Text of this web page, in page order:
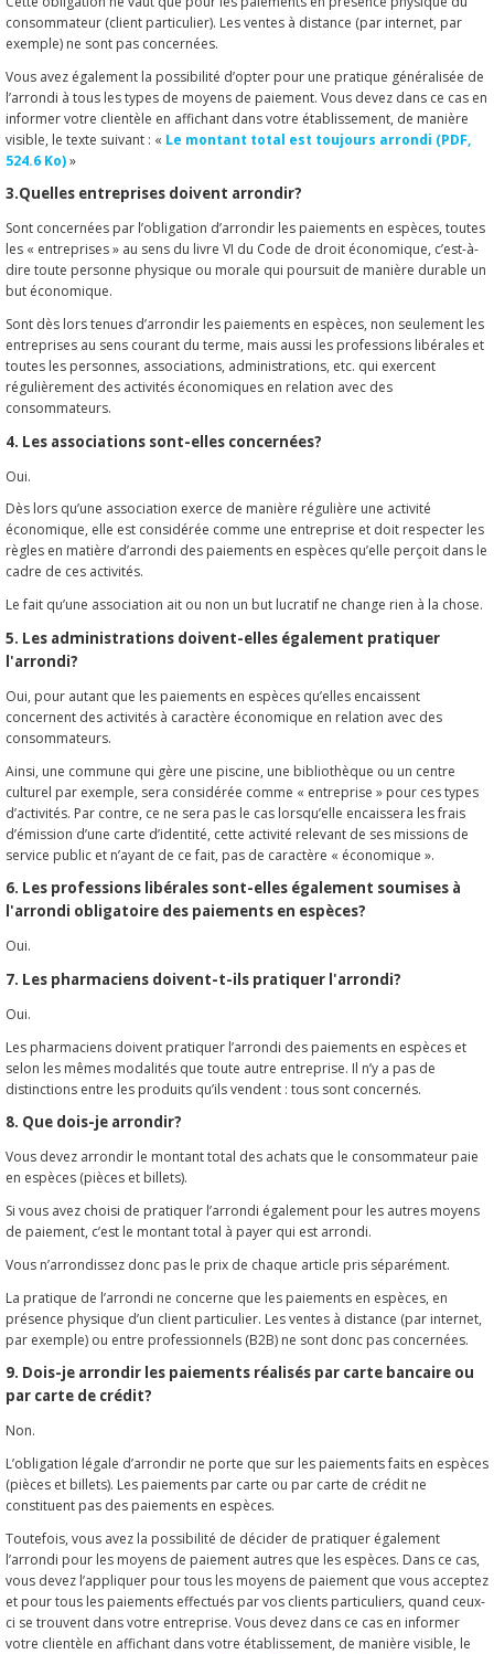
consommateur (client particulier). Les ventes à distance (par internet, par
exemple) ne sont pas concernées.
Vous avez également la possibilité d’opter pour une pratique généralisée de
l’arrondi à tous les types de moyens de paiement. Vous devez dans ce cas en
informer votre clientèle en affichant dans votre établissement, de manière
visible, le texte suivant : « Le montant total est toujours arrondi (PDF,
524.6 Ko)»
3.Quelles entreprises doivent arrondir?
Sont concernées par l’obligation d’arrondir les paiements en espèces, toutes
les « entreprises » au sens du livre VI du Code de droit économique, c’est-à-
dire toute personne physique ou morale qui poursuit de manière durable un
but économique.
Sont dès lors tenues d’arrondir les paiements en espèces, non seulement les
entreprises au sens courant du terme, mais aussi les professions libérales et
toutes les personnes, associations, administrations, etc. qui exercent
régulièrement des activités économiques en relation avec des
consommateurs.
4. Les associations sont-elles concernées?
Oui.
Dès lors qu’une association exerce de manière régulière une activité
économique, elle est considérée comme une entreprise et doit respecter les
règles en matière d’arrondi des paiements en espèces qu’elle perçoit dans le
cadre de ces activités.
Le fait qu’une association ait ou non un but lucratif ne change rien à la chose.
5. Les administrations doivent-elles également pratiquer
l'arrondi?
Oui, pour autant que les paiements en espèces qu’elles encaissent
concernent des activités à caractère économique en relation avec des
consommateurs.
Ainsi, une commune qui gère une piscine, une bibliothèque ou un centre
culturel par exemple, sera considérée comme « entreprise » pour ces types
d’activités. Par contre, ce ne sera pas le cas lorsqu’elle encaissera les frais
d’émission d’une carte d’identité, cette activité relevant de ses missions de
service public et n’ayant de ce fait, pas de caractère « économique ».
6. Les professions libérales sont-elles également soumises à
l'arrondi obligatoire des paiements en espèces?
Oui.
7. Les pharmaciens doivent-t-ils pratiquer l'arrondi?
Oui.
Les pharmaciens doivent pratiquer l’arrondi des paiements en espèces et
selon les mêmes modalités que toute autre entreprise. Il n’y a pas de
distinctions entre les produits qu’ils vendent : tous sont concernés.
8. Que dois-je arrondir?
Vous devez arrondir le montant total des achats que le consommateur paie
en espèces (pièces et billets).
Si vous avez choisi de pratiquer l’arrondi également pour les autres moyens
de paiement, c’est le montant total à payer qui est arrondi.
Vous n’arrondissez donc pas le prix de chaque article pris séparément.
La pratique de l’arrondi ne concerne que les paiements en espèces, en
présence physique d’un client particulier. Les ventes à distance (par internet,
par exemple) ou entre professionnels (B2B) ne sont donc pas concernées.
9. Dois-je arrondir les paiements réalisés par carte bancaire ou
par carte de crédit?
Non.
L’obligation légale d’arrondir ne porte que sur les paiements faits en espèces
(pièces et billets). Les paiements par carte ou par carte de crédit ne
constituent pas des paiements en espèces.
Toutefois, vous avez la possibilité de décider de pratiquer également
l’arrondi pour les moyens de paiement autres que les espèces. Dans ce cas,
vous devez l’appliquer pour tous les moyens de paiement que vous acceptez
et pour tous les paiements effectués par vos clients particuliers, quand ceux-
ci se trouvent dans votre entreprise. Vous devez dans ce cas en informer
votre clientèle en affichant dans votre établissement, de manière visible, le